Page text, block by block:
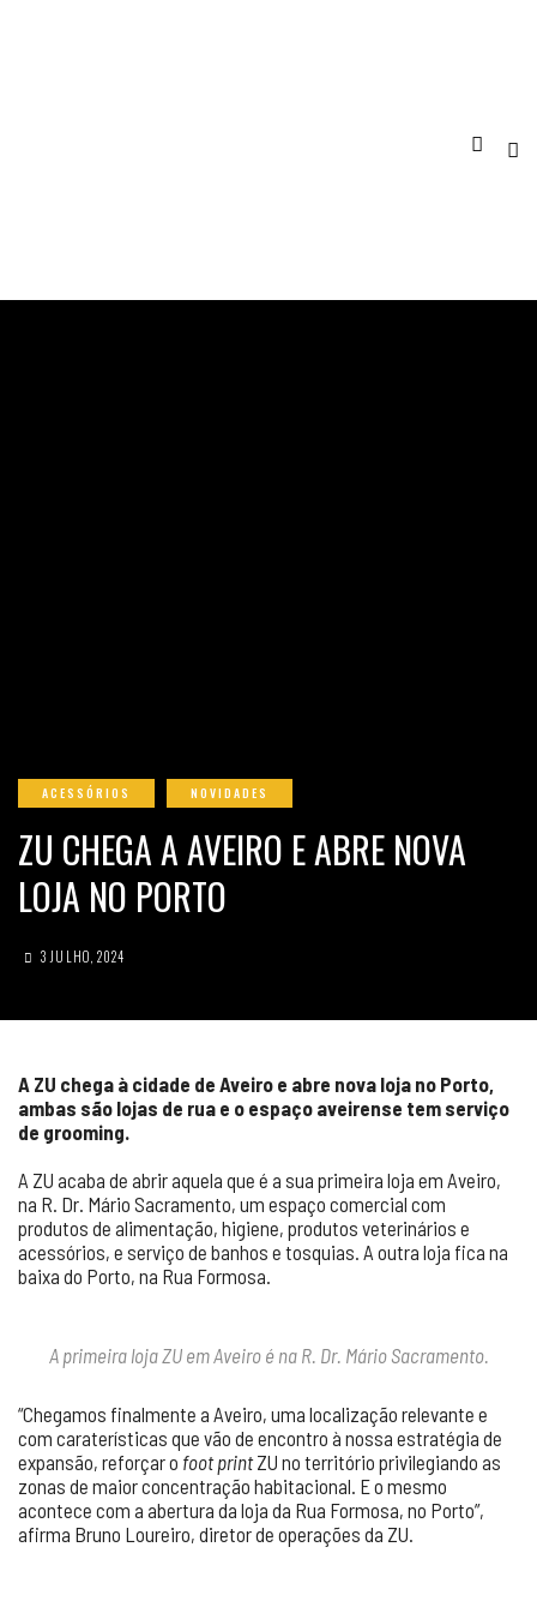
ACESSÓRIOS NOVIDADES
ZU CHEGA A AVEIRO E ABRE NOVA
LOJA NO PORTO
3 JULHO, 2024
A ZU chega à cidade de Aveiro e abre nova loja no Porto,
ambas são lojas de rua e o espaço aveirense tem serviço
de grooming.
A ZU acaba de abrir aquela que é a sua primeira loja em Aveiro,
na R. Dr. Mário Sacramento, um espaço comercial com
produtos de alimentação, higiene, produtos veterinários e
acessórios, e serviço de banhos e tosquias. A outra loja fica na
baixa do Porto, na Rua Formosa.
A primeira loja ZU em Aveiro é na R. Dr. Mário Sacramento.
“Chegamos finalmente a Aveiro, uma localização relevante e
com caraterísticas que vão de encontro à nossa estratégia de
expansão, reforçar o foot printZU no território privilegiando as
zonas de maior concentração habitacional. E o mesmo
acontece com a abertura da loja da Rua Formosa, no Porto”,
afirma Bruno Loureiro, diretor de operações da ZU.